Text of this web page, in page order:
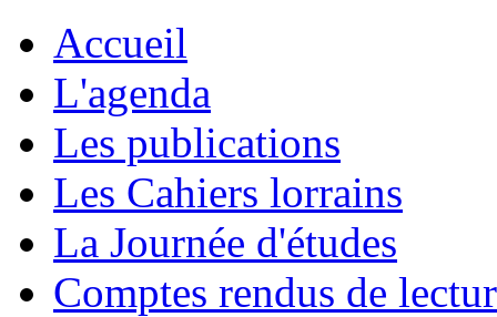
Accueil
L'agenda
Les publications
Les Cahiers lorrains
La Journée d'études
Comptes rendus de